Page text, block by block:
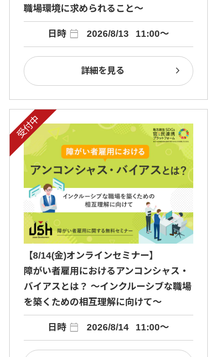
職場環境に求められること～
日時 calendar_today 2026/8/13 11:00～
詳細を見る chevron_right
【8/14(金)オンラインセミナー】
障がい者雇用におけるアンコンシャス・
バイアスとは？ ～インクルーシブな職場
を築くための相互理解に向けて～
日時 calendar_today 2026/8/14 11:00～